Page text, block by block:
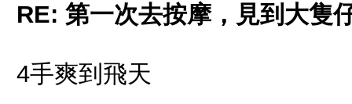
RE: 第一次去按摩，見到大隻
4手爽到飛天